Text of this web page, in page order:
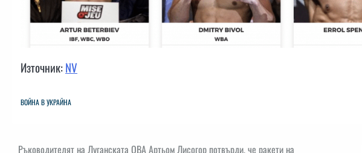
Източник:NV
ВОЙНА В УКРАЙНА
Ръководителят на Луганската ОВА Артьом Лисогор потвърди, че ракети на